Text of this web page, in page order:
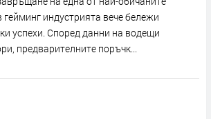
гейминг индустрията вече бележи
успехи. Според данни на водещи
предварителните поръчк...